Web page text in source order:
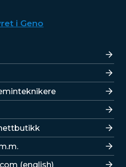
i Geno
(english)